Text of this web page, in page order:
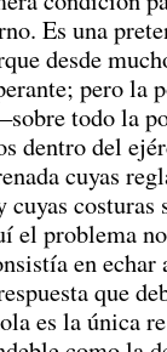
Es una
desde
pero la
todo la
dentro del
cuyas
costuras
problema
en echar
que
es la única